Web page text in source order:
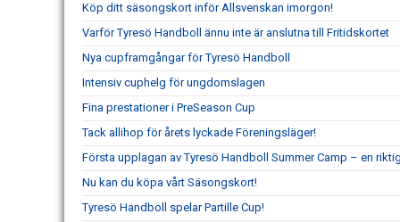
Köp ditt säsongskort inför Allsvenskan imorgon!
Varför Tyresö Handboll ännu inte är anslutna till Fritidskortet
Nya cupframgångar för Tyresö Handboll
Intensiv cuphelg för ungdomslagen
Fina prestationer i PreSeason Cup
Tack allihop för årets lyckade Föreningsläger!
Första upplagan av Tyresö Handboll Summer Camp – en
Nu kan du köpa vårt Säsongskort!
Tyresö Handboll spelar Partille Cup!